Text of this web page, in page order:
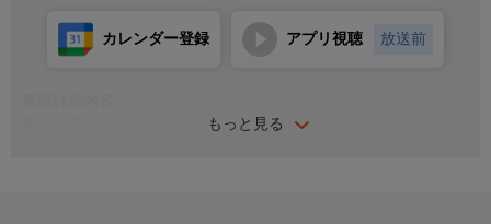
もっと見る
カレンダー登録 アプリ視聴 放送前